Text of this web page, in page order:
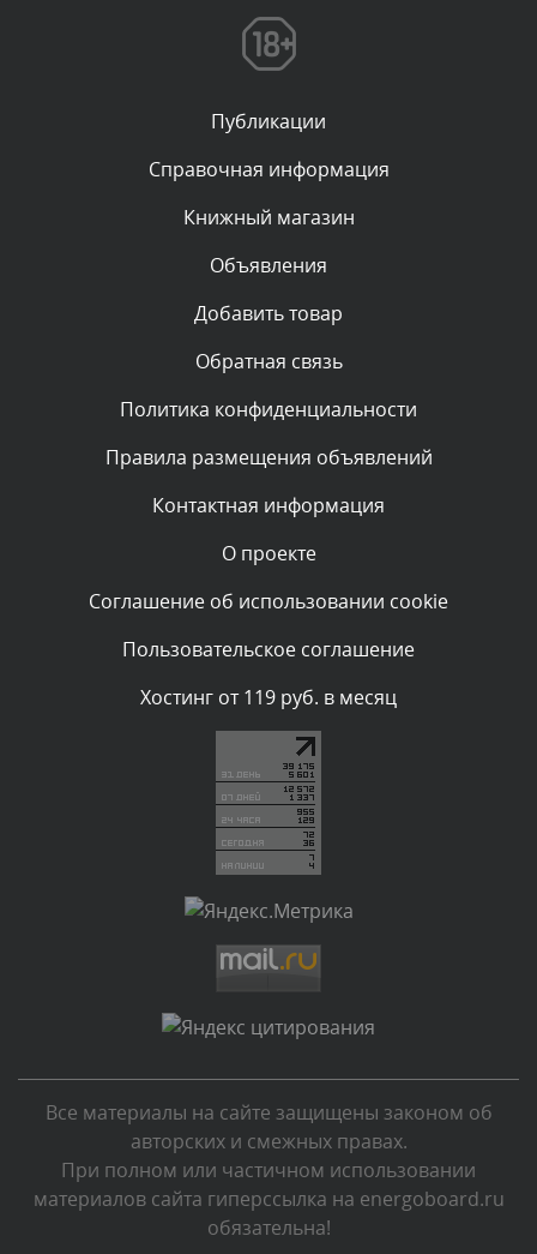
Текст комментария будет виден после проверки
Комментарий проверяется
Текст комментария будет виден после проверки
администратором.
Комментарий проверяется
Текст комментария будет виден после проверки
администратором.
Комментарий проверяется
администратором.
Комментарий проверяется
администратором.
Комментарий проверяется
Текст комментария будет виден после проверки
Комментарий проверяется
Текст комментария будет виден после проверки
администратором.
Текст комментария будет виден после проверки
администратором.
Комментарий проверяется
Текст комментария будет виден после проверки
администратором.
Вчера, в 20:30
Публикации
Справочная информация
Книжный магазин
Объявления
Добавить товар
Обратная связь
Политика конфиденциальности
Правила размещения объявлений
Контактная информация
О проекте
Соглашение об использовании cookie
Пользовательское соглашение
Хостинг от 119 руб. в месяц
Все материалы на сайте защищены законом об
авторских и смежных правах.
При полном или частичном использовании
материалов сайта гиперссылка на energoboard.ru
обязательна!